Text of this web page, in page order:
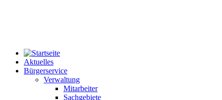
Aktuelles
Bürgerservice
Verwaltung
Mitarbeiter
Sachgebiete